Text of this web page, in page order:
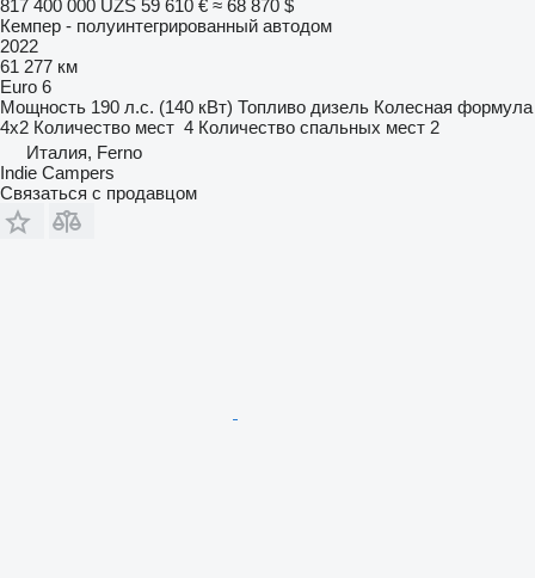
817 400 000 UZS 59 610 € ≈ 68 870 $
Кемпер - полуинтегрированный автодом
2022
61 277 км
Euro 6
Мощность 190 л.с. (140 кВт) Топливо дизель Колесная формула
4x2 Количество мест 4 Количество спальных мест 2
Италия, Ferno
Indie Campers
Связаться с продавцом